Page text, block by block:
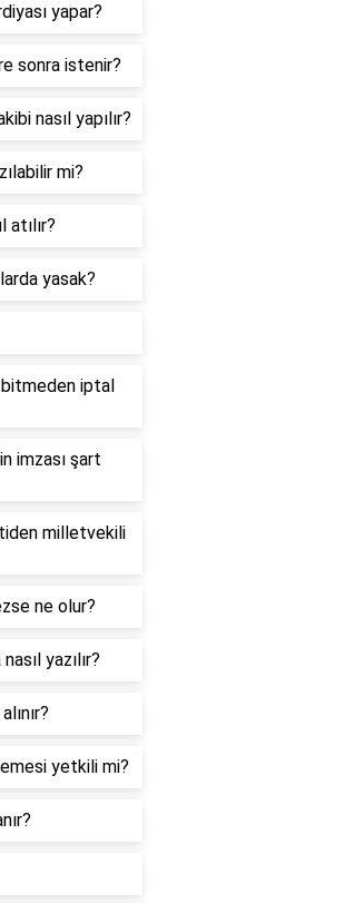
yapar?
sonra istenir?
nasıl yapılır?
mi?
atılır?
yasak?
iptal
imzası şart
milletvekili
ne olur?
yazılır?
yetkili mi?